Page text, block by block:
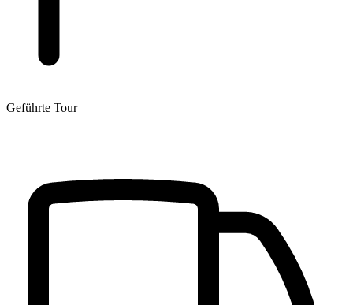
Geführte Tour